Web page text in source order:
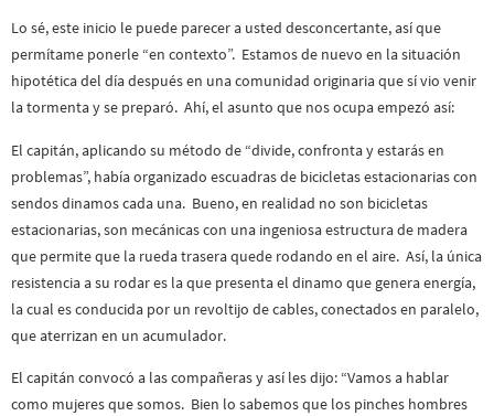
Lo sé, este inicio le puede parecer a usted desconcertante, así que
permítame ponerle “en contexto”. Estamos de nuevo en la situación
hipotética del día después en una comunidad originaria que sí vio venir
la tormenta y se preparó. Ahí, el asunto que nos ocupa empezó así:
El capitán, aplicando su método de “divide, confronta y estarás en
problemas”, había organizado escuadras de bicicletas estacionarias con
sendos dinamos cada una. Bueno, en realidad no son bicicletas
estacionarias, son mecánicas con una ingeniosa estructura de madera
que permite que la rueda trasera quede rodando en el aire. Así, la única
resistencia a su rodar es la que presenta el dinamo que genera energía,
la cual es conducida por un revoltijo de cables, conectados en paralelo,
que aterrizan en un acumulador.
El capitán convocó a las compañeras y así les dijo: “Vamos a hablar
como mujeres que somos. Bien lo sabemos que los pinches hombres